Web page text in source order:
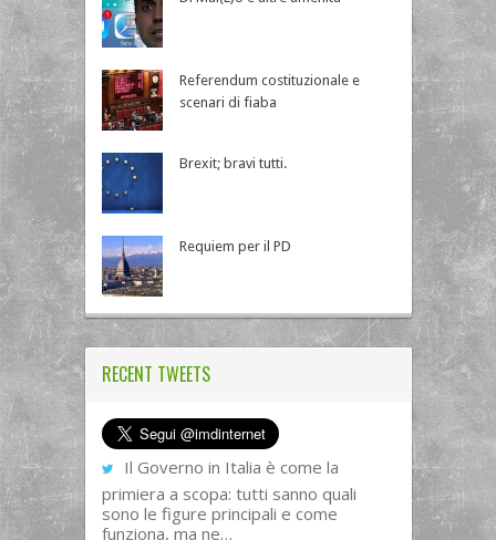
Referendum costituzionale e
scenari di fiaba
Brexit; bravi tutti.
Requiem per il PD
RECENT TWEETS
Il Governo in Italia è come la
primiera a scopa: tutti sanno quali
sono le figure principali e come
funziona, ma ne…